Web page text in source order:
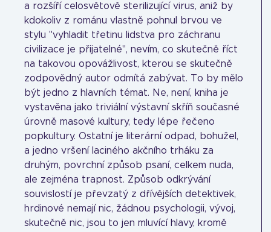
a rozšíří celosvětově sterilizující virus, aniž by
kdokoliv z románu vlastně pohnul brvou ve
stylu "vyhladit třetinu lidstva pro záchranu
civilizace je přijatelné", nevím, co skutečně říct
na takovou opovážlivost, kterou se skutečně
zodpovědný autor odmítá zabývat. To by mělo
být jedno z hlavních témat. Ne, není, kniha je
vystavěna jako triviální výstavní skříň současné
úrovně masové kultury, tedy lépe řečeno
popkultury. Ostatní je literární odpad, bohužel,
a jedno vršení laciného akčního trháku za
druhým, povrchní způsob psaní, celkem nuda,
ale zejména trapnost. Způsob odkrývání
souvislostí je převzatý z dřívějších detektivek,
hrdinové nemají nic, žádnou psychologii, vývoj,
skutečně nic, jsou to jen mluvící hlavy, kromě